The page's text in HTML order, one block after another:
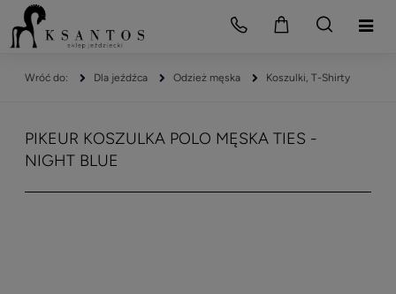
Dla jeźdźca Odzież męska Koszulki, T-Shirty
PIKEUR KOSZULKA POLO MĘSKA TIES -
NIGHT BLUE